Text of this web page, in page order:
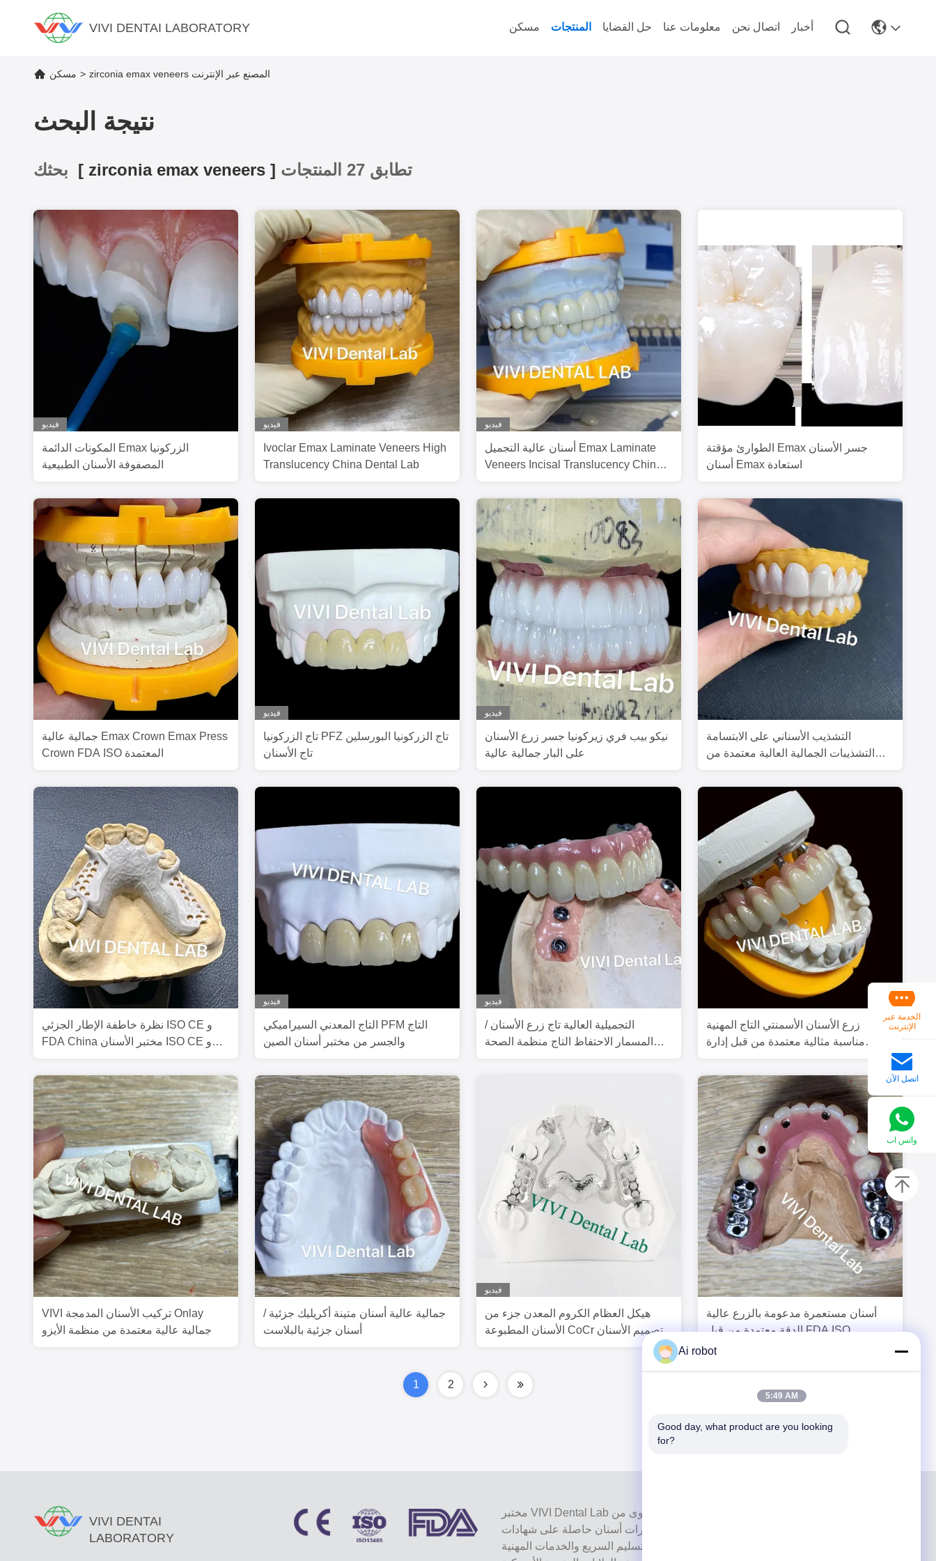
VIVI DENTAI LABORATORY مسكن المنتجات حل القضايا معلومات عنا اتصال نحن أخبار
مسكن > zirconia emax veneers المصنع عبر الإنترنت
نتيجة البحث
[ zirconia emax veneers ] تطابق 27 المنتجات
فيديو
المكونات الدائمة Emax الزركونيا
المصفوفة الأسنان الطبيعية
فيديو
Ivoclar Emax Laminate Veneers High
Translucency China Dental Lab
فيديو
أسنان عالية التجميل Emax Laminate
Veneers Incisal Translucency China
الطوارئ مؤقتة Emax جسر الأسنان
أسنان Emax استعادة
جمالية عالية Emax Crown Emax Press
Crown FDA ISO المعتمدة
فيديو
تاج الزركونيا PFZ تاج الزركونيا البورسلين
تاج الأسنان
فيديو
نيكو بيب فري زيركونيا جسر زرع الأسنان
على البار جمالية عالية
التشذيب الأسناني على الابتسامة
التشذيبات الجمالية العالية معتمدة من
نظرة خاطفة الإطار الجزئي ISO CE و
FDA China مختبر الأسنان ISO CE و
فيديو
التاج المعدني السيراميكي PFM التاج
والجسر من مختبر أسنان الصين
فيديو
التجميلية العالية تاج زرع الأسنان /
المسمار الاحتفاظ التاج منظمة الصحة
زرع الأسنان الأسمنتي التاج المهنية
مناسبة مثالية معتمدة من قبل إدارة
VIVI تركيب الأسنان المدمجة Onlay
جمالية عالية معتمدة من منظمة الأيزو
جمالية عالية أسنان متينة أكريليك جزئية /
أسنان جزئية بالبلاست
فيديو
هيكل العظام الكروم المعدن جزء من
الأسنان المطبوعة CoCr تصميم الأسنان
أسنان مستعمرة مدعومة بالزرع عالية
الدقة معتمدة من قبل FDA ISO
1 2
VIVI DENTAI
LABORATORY
مختبر VIVI Dental Lab هو مختبر كامل الخدمات عالي المستوى من Shenzhen ، الصين.
إنها واحدة من القمة مختبرات أسنان حاصلة على شهادات CE و ISO و FDA ومجهزة
بأحدث الأجهزة. إنه لقد فاز الالتزام بالجودة العالية ووقت التسليم السريع والخدمات المهنية
الخدمة عبر
الإنترنت
اتصل الآن
واتس اب
Ai robot
5:49 AM
Good day, what product are you looking
for?